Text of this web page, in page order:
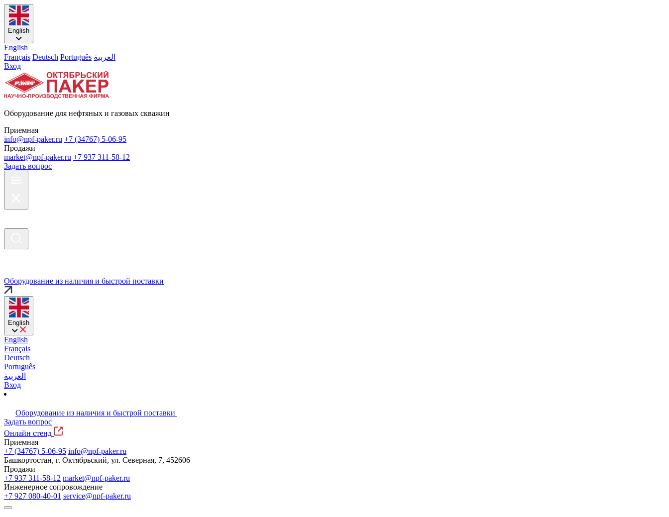
English
English
Français Deutsch Português العربية
Вход
Оборудование для нефтяных и газовых скважин
Приемная
info@npf-paker.ru +7 (34767) 5-06-95
Продажи
market@npf-paker.ru +7 937 311-58-12
Задать вопрос
Оборудование из наличия и быстрой поставки
English
English
Français
Deutsch
Português
العربية
Вход
Оборудование из наличия и быстрой поставки
Задать вопрос
Онлайн стенд
Приемная
+7 (34767) 5-06-95 info@npf-paker.ru
Башкортостан, г. Октябрьский, ул. Северная, 7, 452606
Продажи
+7 937 311-58-12 market@npf-paker.ru
Инженерное сопровождение
+7 927 080-40-01 service@npf-paker.ru